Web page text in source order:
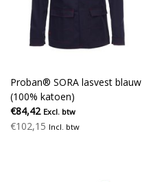
Proban® SORA lasvest blauw
(100% katoen)
€84,42 Excl. btw
€102,15 Incl. btw